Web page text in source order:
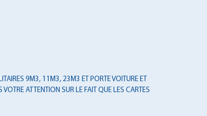
9M3, 11M3, 23M3 ET PORTE VOITURE ET
ATTENTION SUR LE FAIT QUE LES CARTES